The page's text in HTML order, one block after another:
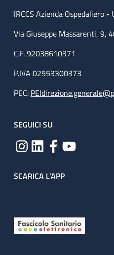
IRCCS Azienda Ospedaliero
Via Giuseppe Massarenti, 9,
C.F. 92038610371
P.IVA 02553300373
PEC:
SEGUICI SU
SCARICA L'APP